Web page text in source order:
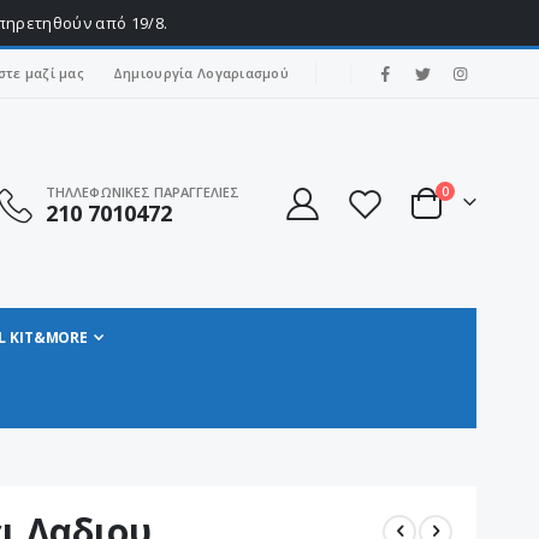
από 19/8.
μαζί μας Δημιουργία Λογαριασμού
ΤΗΛΛΕΦΩΝΙΚΕΣ ΠΑΡΑΓΓΕΛΙΕΣ
210 7010472 Cart
0στοιχεία
KIT&MORE